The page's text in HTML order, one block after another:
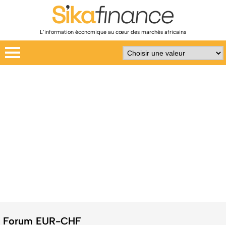
L’information économique au cœur des marchés africains
Forum EUR-CHF